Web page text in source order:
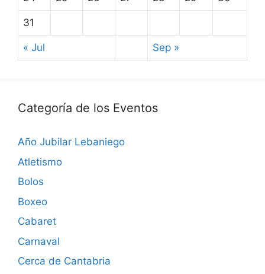
31
« Jul Sep »
Categoría de los Eventos
Año Jubilar Lebaniego
Atletismo
Bolos
Boxeo
Cabaret
Carnaval
Cerca de Cantabria